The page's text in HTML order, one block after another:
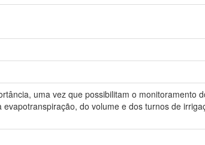
uma vez que possibilitam o monitoramento
do volume e dos turnos de